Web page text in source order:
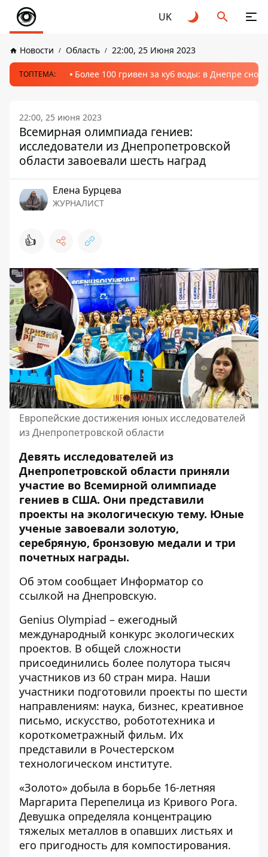
UK
Новости Область 22:00, 25 Июня 2023
ТОПТЕМА: Более 100 гривен за куб воды: в Днепре
22:00, 25 июня 2023
Всемирная олимпиада гениев:
исследователи из Днепропетровской
области завоевали шесть наград
Елена Бурцева
ЖУРНАЛИСТ
👍
Европейские достижения юных исследователей
из Днепропетровской области
Девять исследователей из
Днепропетровской области приняли
участие во Всемирной олимпиаде
гениев в США. Они представили
проекты на экологическую тему. Юные
ученые завоевали золотую,
серебряную, бронзовую медали и три
почетных награды.
Об этом сообщает Информатор со
ссылкой на Днепровскую.
Genius Olympiad – ежегодный
международный конкурс экологических
проектов. В общей сложности
присоединились более полутора тысяч
участников из 60 стран мира. Наши
участники подготовили проекты по шести
направлениям: наука, бизнес, креативное
письмо, искусство, робототехника и
короткометражный фильм. Их
представили в Рочестерском
технологическом институте.
«Золото» добыла в борьбе 16-летняя
Маргарита Перепелица из Кривого Рога.
Девушка определяла концентрацию
тяжелых металлов в опавших листьях и
его пригодность для компостирования.